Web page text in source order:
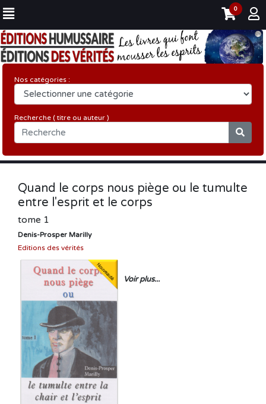
0
Nos catégories :
Recherche ( titre ou auteur )
Quand le corps nous piège ou le tumulte
entre l'esprit et le corps
tome 1
Denis-Prosper Marilly
Editions des vérités
Voir plus...